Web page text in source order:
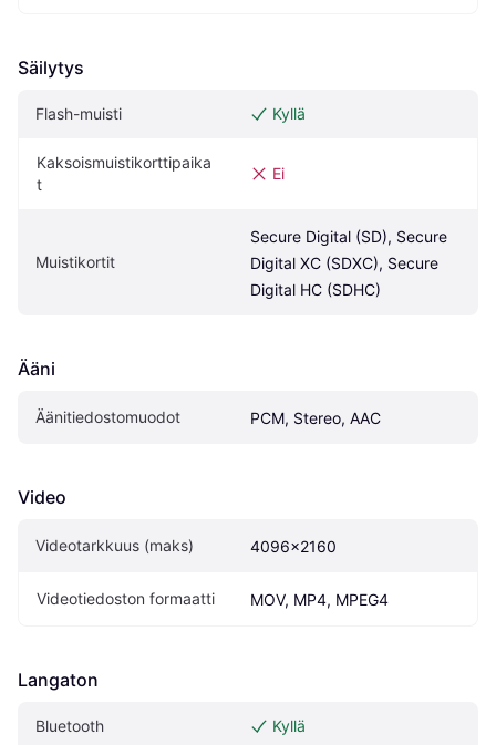
Säilytys
Flash-muisti Kyllä
Kaksoismuistikorttipaika
t
Ei
Muistikortit
Secure Digital (SD), Secure
Digital XC (SDXC), Secure
Digital HC (SDHC)
Ääni
Äänitiedostomuodot PCM, Stereo, AAC
Video
Videotarkkuus (maks) 4096x2160
Videotiedoston formaatti MOV, MP4, MPEG4
Langaton
Bluetooth Kyllä